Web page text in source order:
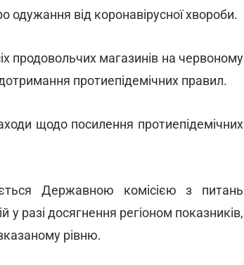
одужання від коронавірусної хвороби.
продовольчих магазинів на червоному
протиепідемічних правил.
щодо посилення протиепідемічних
Державною комісією з питань
у разі досягнення регіоном показників,
рівню.